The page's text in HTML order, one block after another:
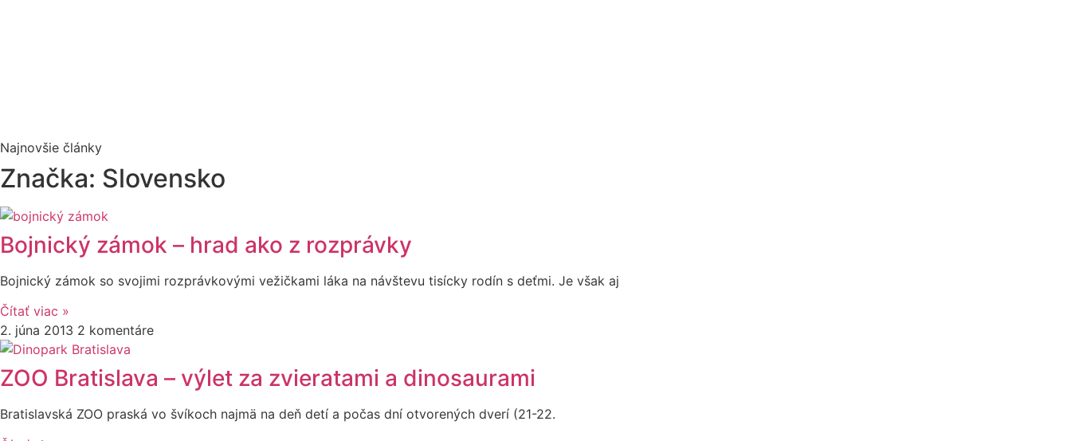
Najnovšie články
Značka: Slovensko
Bojnický zámok – hrad ako z rozprávky
Bojnický zámok so svojimi rozprávkovými vežičkami láka na návštevu tisícky rodín s deťmi. Je však aj
Čítať viac »
2. júna 2013 2 komentáre
ZOO Bratislava – výlet za zvieratami a dinosaurami
Bratislavská ZOO praská vo švíkoch najmä na deň detí a počas dní otvorených dverí (21-22.